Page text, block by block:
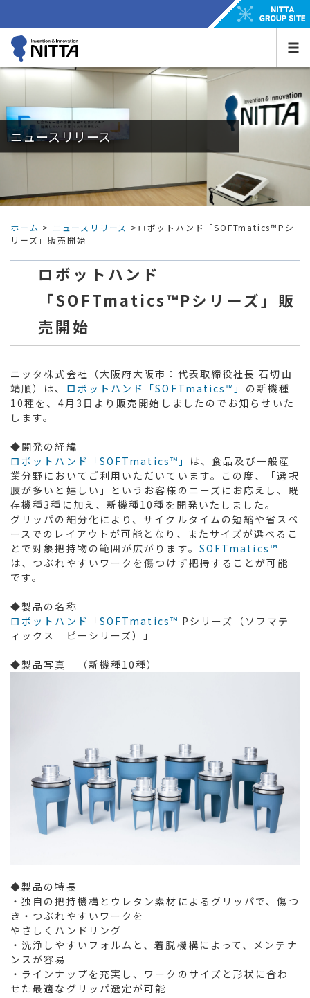
ニュースリリース
ホーム > ニュースリリース >ロボットハンド「SOFTmatics™Pシ
リーズ」販売開始
ロボットハンド
「SOFTmatics™Pシリーズ」販
売開始
ニッタ株式会社（大阪府大阪市：代表取締役社長 石切山
靖順）は、 ロボットハンド「SOFTmatics™」 の新機種
10種を、4月3日より販売開始しましたのでお知らせいた
します。
◆開発の経緯
ロボットハンド「SOFTmatics™」 は、食品及び一般産
業分野においてご利用いただいています。この度、「選択
肢が多いと嬉しい」というお客様のニーズにお応えし、既
存機種3種に加え、新機種10種を開発いたしました。
グリッパの細分化により、サイクルタイムの短縮や省スペ
ースでのレイアウトが可能となり、またサイズが選べるこ
とで対象把持物の範囲が広がります。 SOFTmatics™
は、つぶれやすいワークを傷つけず把持することが可能
です。
◆製品の名称
ロボットハンド 「SOFTmatics™ Pシリーズ（ソフマテ
ィックス ピーシリーズ）」
◆製品写真 （新機種10種）
◆製品の特長
・独自の把持機構とウレタン素材によるグリッパで、傷つ
き・つぶれやすいワークを
やさしくハンドリング
・洗浄しやすいフォルムと、着脱機構によって、メンテナ
ンスが容易
・ラインナップを充実し、ワークのサイズと形状に合わ
せた最適なグリッパ選定が可能